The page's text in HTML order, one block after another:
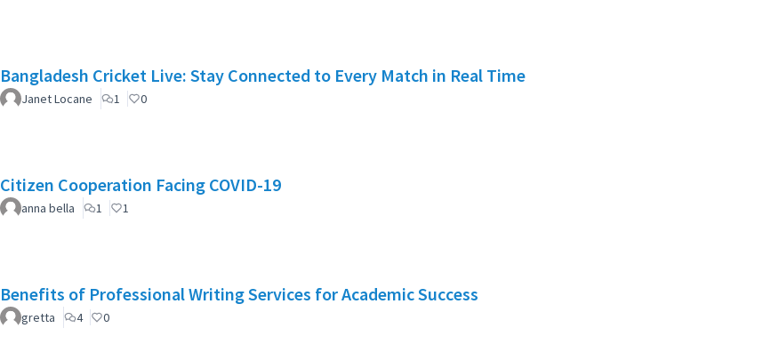
Bangladesh Cricket Live: Stay Connected to Every Match in Real Time
Janet Locane 1 0
Citizen Cooperation Facing COVID-19
anna bella 1 1
Benefits of Professional Writing Services for Academic Success
gretta 4 0